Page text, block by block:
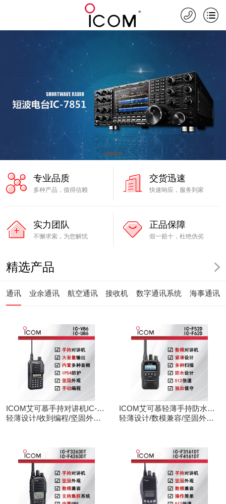
专业品质
多种产品，值得信赖
交货迅速
快速响应，服务到家
实力团队
不懈求索，为您解忧
正品保障
假一赔十，杜绝伪劣
精选产品
通讯 业余通讯 航空通讯 接收机 数字通讯系统 海事通讯
ICOM艾可慕手持对讲机IC-
V86/U86
轻薄设计/收到编程/坚固外观/
ICOM艾可慕轻薄手持防水对
讲机IC-F52D
轻薄设计/数模兼容/坚固外观/